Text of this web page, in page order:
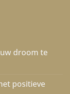
droom te
positieve